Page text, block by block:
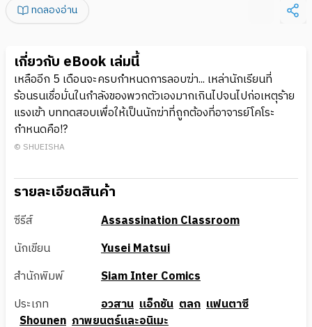
ทดลองอ่าน
เกี่ยวกับ eBook เล่มนี้
เหลืออีก 5 เดือนจะครบกำหนดการลอบฆ่า... เหล่านักเรียนที่
ร้อนรนเชื่อมั่นในกำลังของพวกตัวเองมากเกินไปจนไปก่อเหตุร้าย
แรงเข้า บททดสอบเพื่อให้เป็นนักฆ่าที่ถูกต้องที่อาจารย์โคโระ
กำหนดคือ!?
© SHUEISHA
รายละเอียดสินค้า
ซีรีส์
Assassination Classroom
นักเขียน
Yusei Matsui
สำนักพิมพ์
Siam Inter Comics
ประเภท
อวสาน แอ็กชัน ตลก แฟนตาซี
Shounen ภาพยนตร์และอนิเมะ